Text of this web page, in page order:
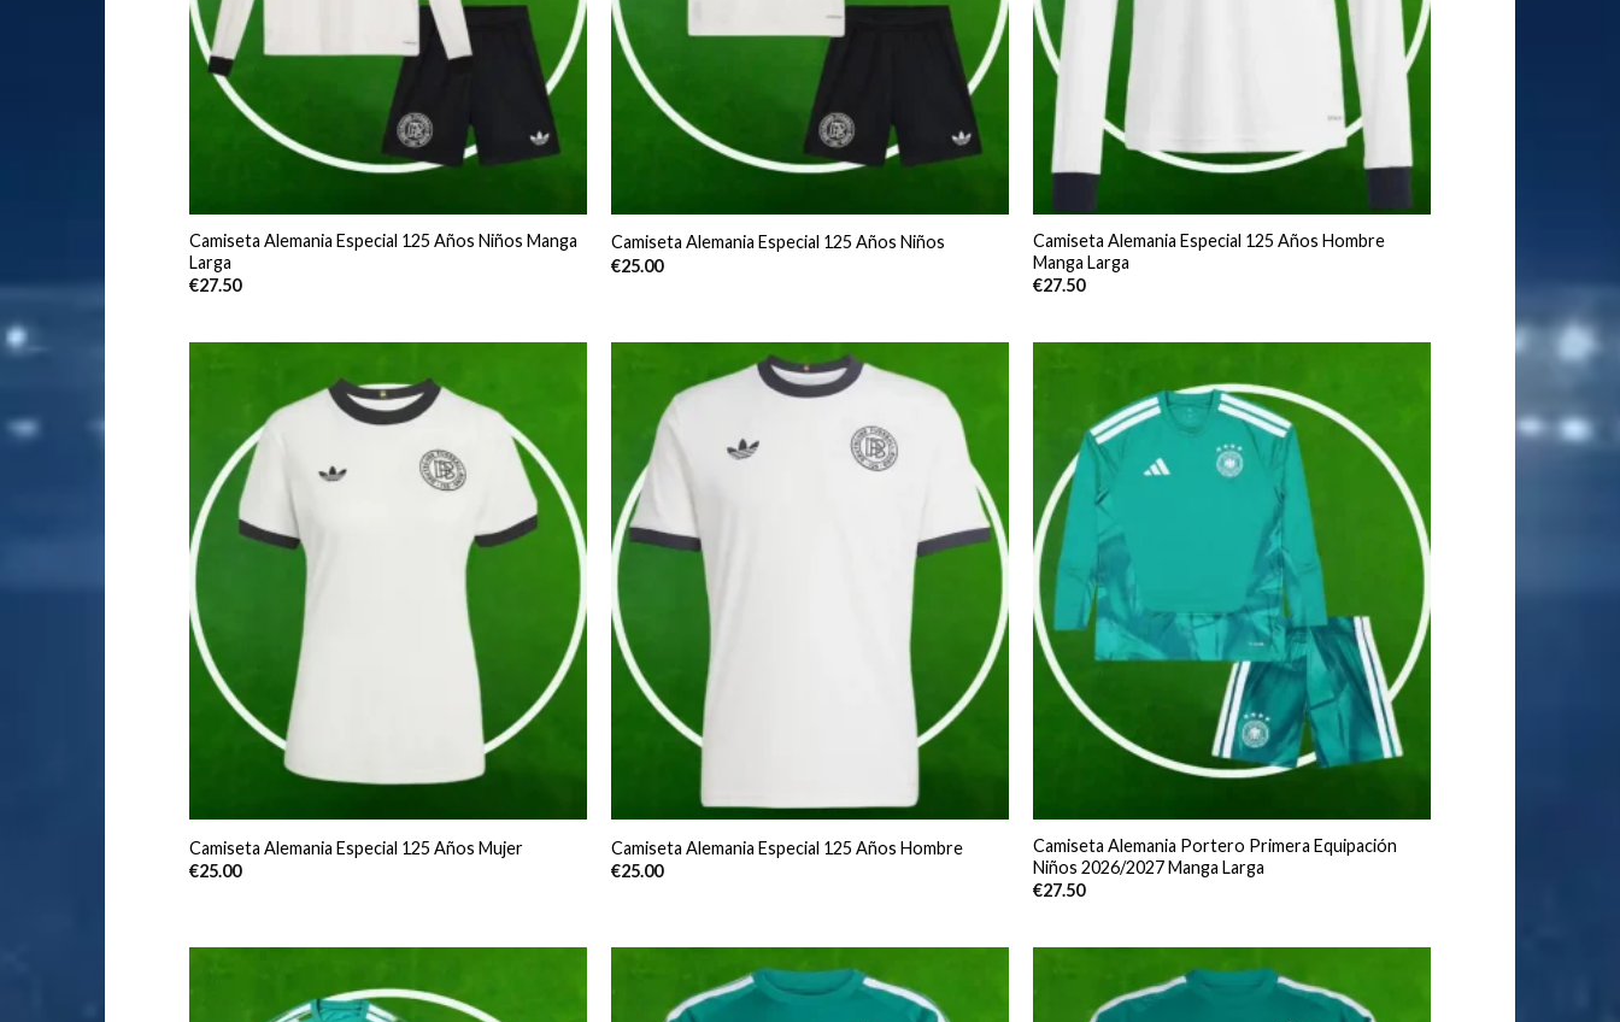
Camiseta Alemania Especial 125 Años Niños Manga
Larga
€27.50
Camiseta Alemania Especial 125 Años Niños
€25.00
Camiseta Alemania Especial 125 Años Hombre
Manga Larga
€27.50
Camiseta Alemania Especial 125 Años Mujer
€25.00
Camiseta Alemania Especial 125 Años Hombre
€25.00
Camiseta Alemania Portero Primera Equipación
Niños 2026/2027 Manga Larga
€27.50